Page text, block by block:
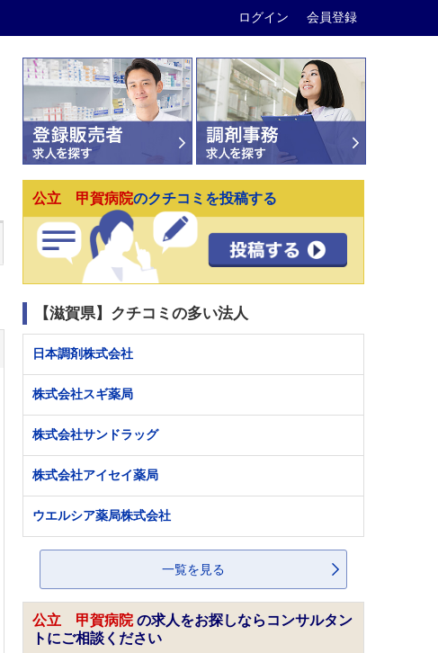
ログイン 会員登録
公立 甲賀病院のクチコミを投稿する
【滋賀県】クチコミの多い法人
日本調剤株式会社
株式会社スギ薬局
株式会社サンドラッグ
株式会社アイセイ薬局
ウエルシア薬局株式会社
一覧を見る
公立 甲賀病院の求人をお探しならコンサルタン
トにご相談ください